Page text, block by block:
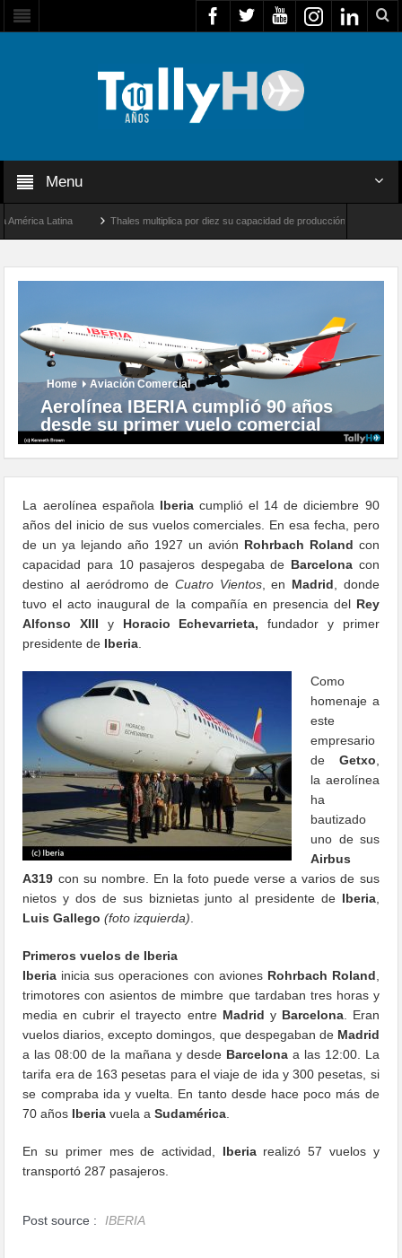
Menu
Latina Thales multiplica por diez su capacidad de producción de radares en
Home Aviación Comercial
Aerolínea IBERIA cumplió 90 años
desde su primer vuelo comercial
La aerolínea española Iberiacumplió el 14 de diciembre 90
años del inicio de sus vuelos comerciales. En esa fecha, pero
de un ya lejando año 1927 un avión Rohrbach Roland con
capacidad para 10 pasajeros despegaba de Barcelonacon
destino al aeródromo de Cuatro Vientos, en Madrid , donde
tuvo el acto inaugural de la compañía en presencia del Rey
Alfonso XIII y Horacio Echevarrieta, fundador y primer
presidente de Iberia
Como
homenaje a
este
empresario
de Getxo
la aerolínea
ha
bautizado
uno de sus
Airbus
A319 con su nombre. En la foto puede verse a varios de sus
nietos y dos de sus biznietas junto al presidente de Iberia,
Luis Gallego (foto izquierda)
Primeros vuelos de Iberia
Iberia inicia sus operaciones con aviones Rohrbach Roland
trimotores con asientos de mimbre que tardaban tres horas y
media en cubrir el trayecto entre Madrid y Barcelona. Eran
vuelos diarios, excepto domingos, que despegaban de Madrid
a las 08:00 de la mañana y desde Barcelonaa las 12:00. La
tarifa era de 163 pesetas para el viaje de ida y 300 pesetas, si
se compraba ida y vuelta. En tanto desde hace poco más de
70 años Iberia vuela aSudamérica
En su primer mes de actividad, Iberiarealizó 57 vuelos y
transportó 287 pasajeros.
Post source : IBERIA